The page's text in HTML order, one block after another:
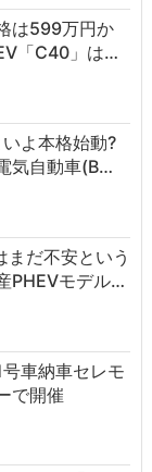
は599万円か
「C40」は…
よ本格始動?
気自動車(B…
まだ不安という
PHEVモデル…
車納車セレモ
で開催